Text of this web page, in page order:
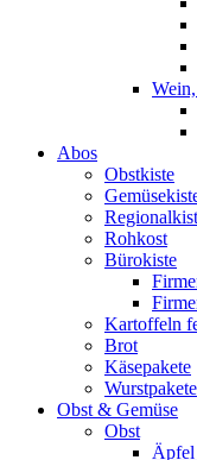
Abos
Obstkiste
Rohkost
Bürokiste
Kartoffeln
Brot
Käsepakete
Wurstpakete
Obst & Gemüse
Obst